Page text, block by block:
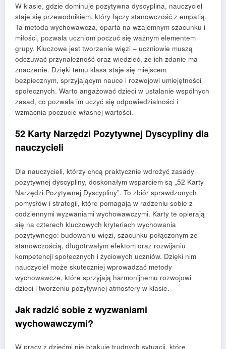
W klasie, gdzie dominuje pozytywna dyscyplina, nauczyciel
staje się przewodnikiem, który łączy stanowczość z empatią.
Ta metoda wychowawcza, oparta na wzajemnym szacunku i
miłości, pozwala uczniom poczuć się ważnym elementem
grupy. Kluczowe jest tworzenie więzi – uczniowie muszą
odczuwać przynależność oraz wiedzieć, że ich zdanie ma
znaczenie. Dzięki temu klasa staje się miejscem
bezpiecznym, sprzyjającym nauce i rozwojowi umiejętności
społecznych. Warto angażować dzieci w ustalanie wspólnych
zasad, co pozwala im uczyć się odpowiedzialności i
wzmacnia poczucie własnej wartości.
52 Karty Narzędzi Pozytywnej Dyscypliny dla
nauczycieli
Dla nauczycieli, którzy chcą praktycznie wdrożyć zasady
pozytywnej dyscypliny, doskonałym wsparciem są „52 Karty
Narzędzi Pozytywnej Dyscypliny”. To zbiór sprawdzonych
pomysłów i strategii, które pomagają w radzeniu sobie z
codziennymi wyzwaniami wychowawczymi. Karty te opierają
się na czterech kluczowych kryteriach wychowania
pozytywnego: budowaniu więzi, szacunku połączonym ze
stanowczością, długotrwałym efektom oraz rozwijaniu
kompetencji społecznych i życiowych uczniów. Dzięki nim
nauczyciel może skuteczniej wprowadzać metody
wychowawcze, które sprzyjają harmonijnemu rozwojowi
dzieci i tworzeniu pozytywnej atmosfery w klasie.
Jak radzić sobie z wyzwaniami
wychowawczymi?
W pracy z dziećmi nie brakuje trudnych sytuacji, które